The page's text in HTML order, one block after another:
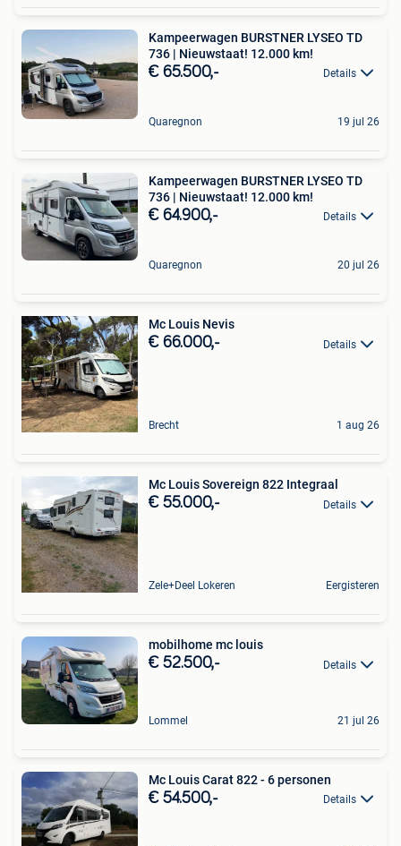
Kampeerwagen BURSTNER LYSEO TD
736 | Nieuwstaat! 12.000 km!
€ 65.500,- Details
Quaregnon 19 jul 26
Kampeerwagen BURSTNER LYSEO TD
736 | Nieuwstaat! 12.000 km!
€ 64.900,- Details
Quaregnon 20 jul 26
Mc Louis Nevis
€ 66.000,- Details
Brecht 1 aug 26
Mc Louis Sovereign 822 Integraal
€ 55.000,- Details
Zele+Deel Lokeren Eergisteren
mobilhome mc louis
€ 52.500,- Details
Lommel 21 jul 26
Mc Louis Carat 822 - 6 personen
€ 54.500,- Details